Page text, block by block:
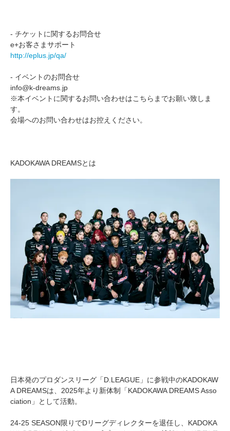
- チケットに関するお問合せ
e+お客さまサポート
http://eplus.jp/qa/
- イベントのお問合せ
info@k-dreams.jp
※本イベントに関するお問い合わせはこちらまでお願い致しま
す。
会場へのお問い合わせはお控えください。
KADOKAWA DREAMSとは
日本発のプロダンスリーグ「D.LEAGUE」に参戦中のKADOKAW
A DREAMSは、2025年より新体制「KADOKAWA DREAMS Asso
ciation」として活動。
24-25 SEASON限りでDリーグディレクターを退任し、KADOKA